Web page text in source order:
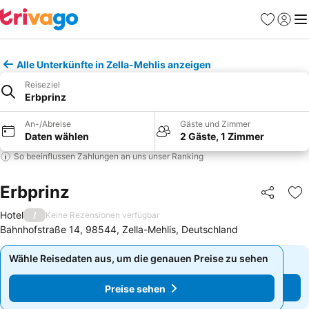
Favoriten
Alle Unterkünfte in Zella-Mehlis anzeigen
Reiseziel
Erbprinz
An-/Abreise
Daten wählen
Gäste und Zimmer
2 Gäste, 1 Zimmer
So beeinflussen Zahlungen an uns unser Ranking
Erbprinz Teilen
Hotel / Keine Rezensionen verfügbar
Bahnhofstraße 14, 98544, Zella-Mehlis, Deutschland
Wähle Reisedaten aus, um die genauen Preise zu sehen
Preise sehen
Wähle Reisedaten aus, um die genauen Preise zu sehen
Preise sehen